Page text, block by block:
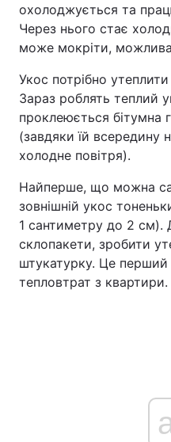
охолоджується та
Через нього стає
може мокріти, можлива
Укос потрібно
Зараз роблять теплий
проклеюється бітумна
(завдяки їй всередину
холодне повітря).
Найперше, що можна
зовнішній укос
1 сантиметру до 2 см).
склопакети, зробити
штукатурку. Це
тепловтрат з квартири.